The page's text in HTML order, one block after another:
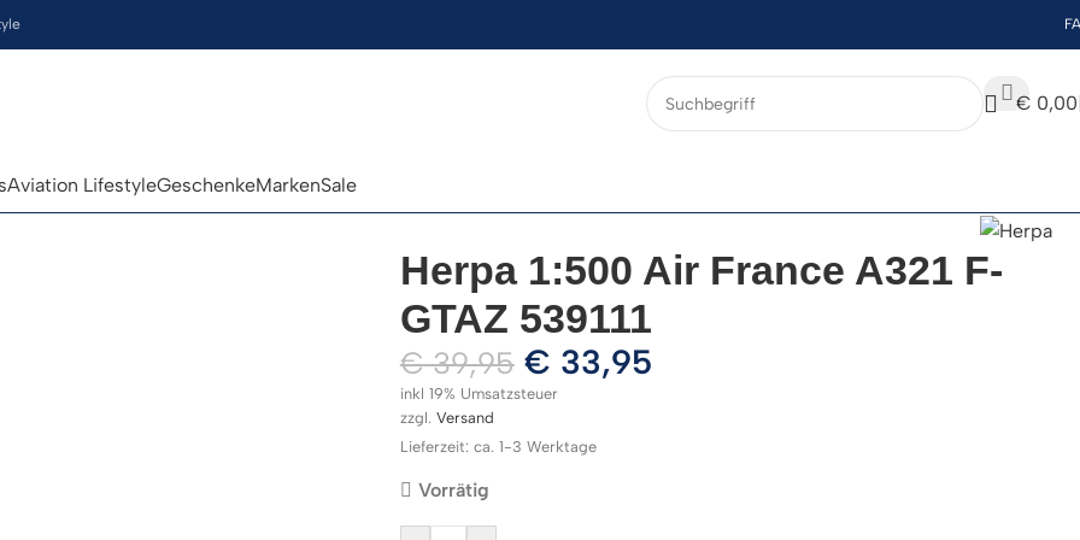
€ 0,00
Aviation LifestyleGeschenkeMarkenSale
Herpa 1:500 Air France A321 F-
GTAZ 539111
€39,95 € 33,95
inkl 19% Umsatzsteuer
zzgl. Versand
Lieferzeit: ca. 1-3 Werktage
Vorrätig